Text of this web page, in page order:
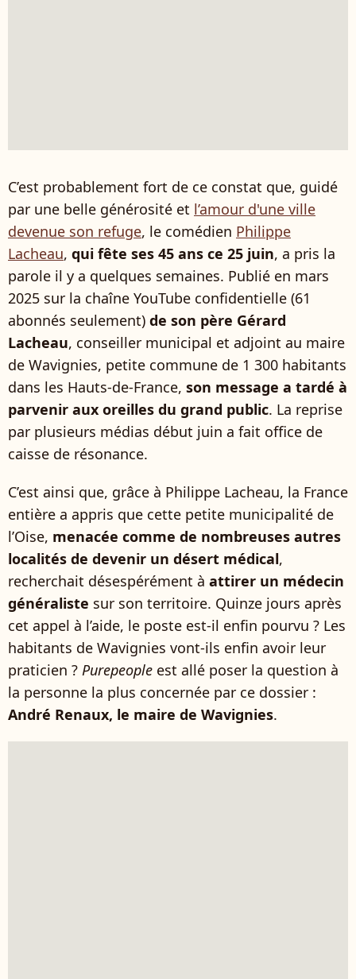
C’est probablement fort de ce constat que, guidé
par une belle générosité et l’amour d'une ville
devenue son refuge, le comédien Philippe
Lacheau, qui fête ses 45 ans ce 25 juin, a pris la
parole il y a quelques semaines. Publié en mars
2025 sur la chaîne YouTube confidentielle (61
abonnés seulement) de son père Gérard
Lacheau, conseiller municipal et adjoint au maire
de Wavignies, petite commune de 1 300 habitants
dans les Hauts-de-France, son message a tardé à
parvenir aux oreilles du grand public. La reprise
par plusieurs médias début juin a fait office de
caisse de résonance.
C’est ainsi que, grâce à Philippe Lacheau, la France
entière a appris que cette petite municipalité de
l’Oise, menacée comme de nombreuses autres
localités de devenir un désert médical,
recherchait désespérément à attirer un médecin
généraliste sur son territoire. Quinze jours après
cet appel à l’aide, le poste est-il enfin pourvu ? Les
habitants de Wavignies vont-ils enfin avoir leur
praticien ? Purepeople est allé poser la question à
la personne la plus concernée par ce dossier :
André Renaux, le maire de Wavignies.